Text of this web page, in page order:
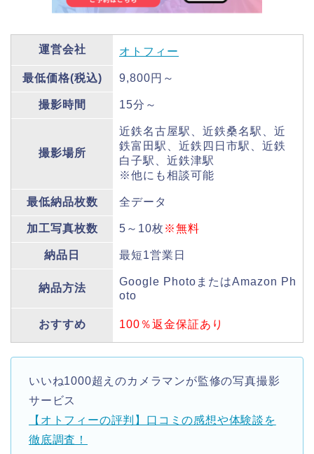
運営会社 オトフィー
最低価格(税込) 9,800円～
撮影時間 15分～
撮影場所
近鉄名古屋駅、近鉄桑名駅、近
鉄富田駅、近鉄四日市駅、近鉄
白子駅、近鉄津駅
※他にも相談可能
最低納品枚数 全データ
加工写真枚数 5～10枚 ※無料
納品日 最短1営業日
納品方法
Google PhotoまたはAmazon Ph
oto
おすすめ 100％返金保証あり
いいね1000超えのカメラマンが監修の写真撮影
サービス
【オトフィーの評判】口コミの感想や体験談を
徹底調査！